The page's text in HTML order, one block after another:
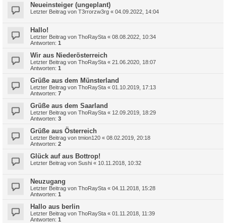
Neueinsteiger (ungeplant)
Letzter Beitrag von T3rrorzw3rg « 04.09.2022, 14:04
Hallo!
Letzter Beitrag von ThoRaySta « 08.08.2022, 10:34
Antworten: 1
Wir aus Niederösterreich
Letzter Beitrag von ThoRaySta « 21.06.2020, 18:07
Antworten: 1
Grüße aus dem Münsterland
Letzter Beitrag von ThoRaySta « 01.10.2019, 17:13
Antworten: 7
Grüße aus dem Saarland
Letzter Beitrag von ThoRaySta « 12.09.2019, 18:29
Antworten: 3
Grüße aus Österreich
Letzter Beitrag von tmion120 « 08.02.2019, 20:18
Antworten: 2
Glück auf aus Bottrop!
Letzter Beitrag von Sushi « 10.11.2018, 10:32
Neuzugang
Letzter Beitrag von ThoRaySta « 04.11.2018, 15:28
Antworten: 1
Hallo aus berlin
Letzter Beitrag von ThoRaySta « 01.11.2018, 11:39
Antworten: 1